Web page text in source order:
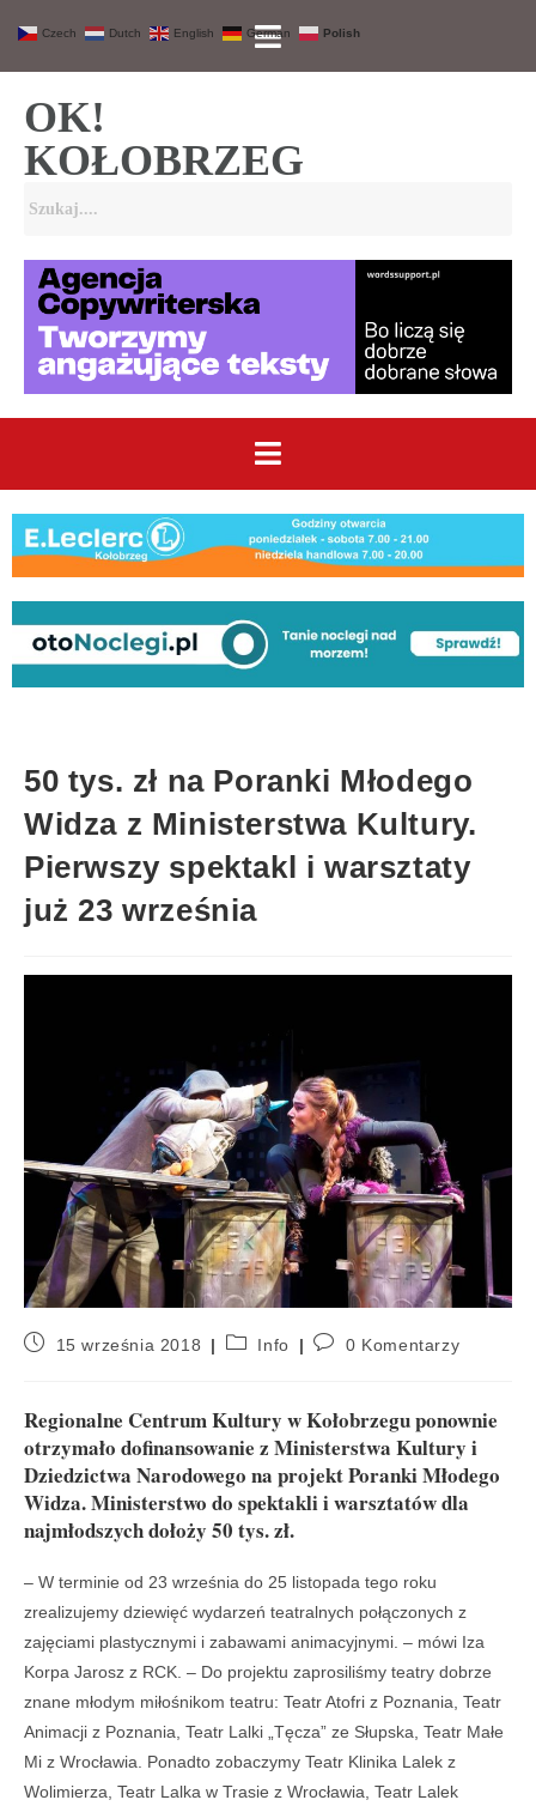
OK!
KOŁOBRZEG
50 tys. zł na Poranki Młodego
Widza z Ministerstwa Kultury.
Pierwszy spektakl i warsztaty
już 23 września
15 września 2018 Info 0 Komentarzy
Regionalne Centrum Kultury w Kołobrzegu ponownie
otrzymało dofinansowanie z Ministerstwa Kultury i
Dziedzictwa Narodowego na projekt Poranki Młodego
Widza. Ministerstwo do spektakli i warsztatów dla
najmłodszych dołoży 50 tys. zł.
– W terminie od 23 września do 25 listopada tego roku
zrealizujemy dziewięć wydarzeń teatralnych połączonych z
zajęciami plastycznymi i zabawami animacyjnymi. – mówi Iza
Korpa Jarosz z RCK. – Do projektu zaprosiliśmy teatry dobrze
znane młodym miłośnikom teatru: Teatr Atofri z Poznania, Teatr
Animacji z Poznania, Teatr Lalki „Tęcza” ze Słupska, Teatr Małe
Mi z Wrocławia. Ponadto zobaczymy Teatr Klinika Lalek z
Wolimierza, Teatr Lalka w Trasie z Wrocławia, Teatr Lalek
Czech Dutch English German Polish